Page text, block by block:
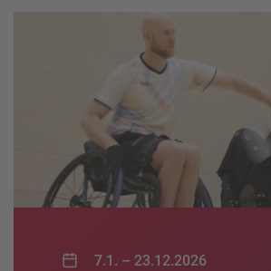
7.1. – 23.12.2026